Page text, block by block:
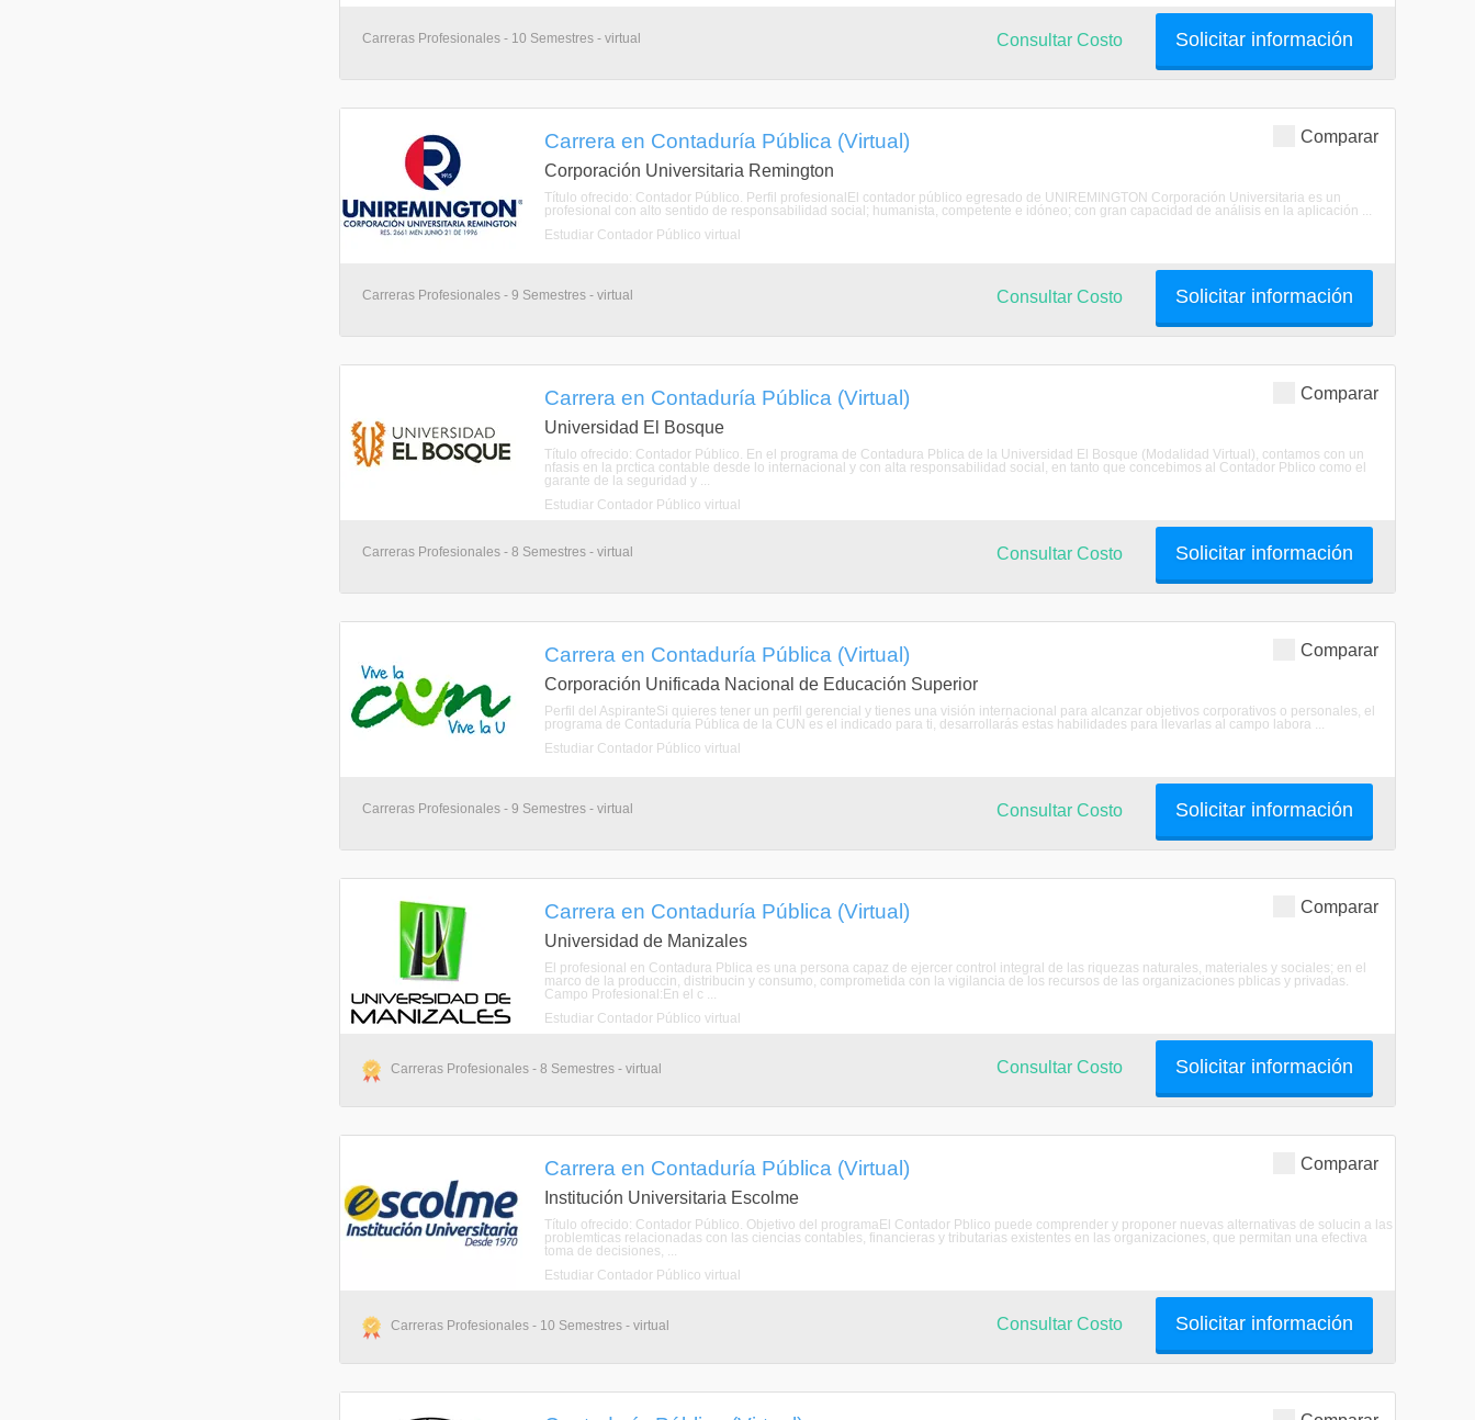
Carreras Profesionales - 10 Semestres - virtual Solicitar información
Consultar Costo
Comparar
Carrera en Contaduría Pública (Virtual)
Corporación Universitaria Remington
Título ofrecido: Contador Público. Perfil profesionalEl contador público egresado de UNIREMINGTON Corporación Universitaria es un
profesional con alto sentido de responsabilidad social; humanista, competente e idóneo; con gran capacidad de análisis en la aplicación ...
Estudiar Contador Público virtual
Carreras Profesionales - 9 Semestres - virtual Solicitar información
Consultar Costo
Comparar
Carrera en Contaduría Pública (Virtual)
Universidad El Bosque
Título ofrecido: Contador Público. En el programa de Contadura Pblica de la Universidad El Bosque (Modalidad Virtual), contamos con un
nfasis en la prctica contable desde lo internacional y con alta responsabilidad social, en tanto que concebimos al Contador Pblico como el
garante de la seguridad y ...
Estudiar Contador Público virtual
Carreras Profesionales - 8 Semestres - virtual Solicitar información
Consultar Costo
Comparar
Carrera en Contaduría Pública (Virtual)
Corporación Unificada Nacional de Educación Superior
Perfil del AspiranteSi quieres tener un perfil gerencial y tienes una visión internacional para alcanzar objetivos corporativos o personales, el
programa de Contaduría Pública de la CUN es el indicado para ti, desarrollarás estas habilidades para llevarlas al campo labora ...
Estudiar Contador Público virtual
Carreras Profesionales - 9 Semestres - virtual Solicitar información
Consultar Costo
Comparar
Carrera en Contaduría Pública (Virtual)
Universidad de Manizales
El profesional en Contadura Pblica es una persona capaz de ejercer control integral de las riquezas naturales, materiales y sociales; en el
marco de la produccin, distribucin y consumo, comprometida con la vigilancia de los recursos de las organizaciones pblicas y privadas.
Campo Profesional:En el c ...
Estudiar Contador Público virtual
Carreras Profesionales - 8 Semestres - virtual Solicitar información
Consultar Costo
Comparar
Carrera en Contaduría Pública (Virtual)
Institución Universitaria Escolme
Título ofrecido: Contador Público. Objetivo del programaEl Contador Pblico puede comprender y proponer nuevas alternativas de solucin a las
problemticas relacionadas con las ciencias contables, financieras y tributarias existentes en las organizaciones, que permitan una efectiva
toma de decisiones, ...
Estudiar Contador Público virtual
Carreras Profesionales - 10 Semestres - virtual Solicitar información
Consultar Costo